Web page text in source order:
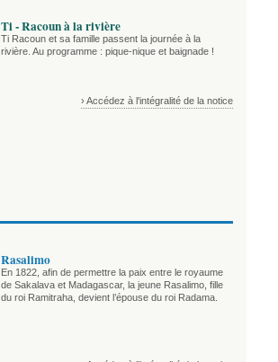
Ti - Racoun à la rivière
Ti Racoun et sa famille passent la journée à la
rivière. Au programme : pique-nique et baignade !
› Accédez à l'intégralité de la notice
Rasalimo
En 1822, afin de permettre la paix entre le royaume
de Sakalava et Madagascar, la jeune Rasalimo, fille
du roi Ramitraha, devient l’épouse du roi Radama.